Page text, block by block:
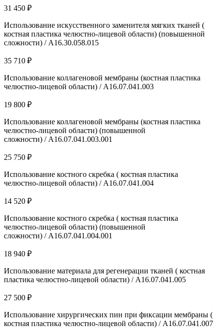
31 450 ₽
Использование искусственного заменителя мягких тканей (
костная пластика челюстно-лицевой области) (повышенной
сложности) / A16.30.058.015
35 710 ₽
Использование коллагеновой мембраны (костная пластика
челюстно-лицевой области) / A16.07.041.003
19 800 ₽
Использование коллагеновой мембраны (костная пластика
челюстно-лицевой области) (повышенной
сложности) / A16.07.041.003.001
25 750 ₽
Использование костного скребка ( костная пластика
челюстно-лицевой области) / A16.07.041.004
14 520 ₽
Использование костного скребка ( костная пластика
челюстно-лицевой области) (повышенной
сложности) / A16.07.041.004.001
18 940 ₽
Использование материала для регенерации тканей ( костная
пластика челюстно-лицевой области) / A16.07.041.005
27 500 ₽
Использование хирургических пин при фиксации мембраны (
костная пластика челюстно-лицевой области) / A16.07.041.007